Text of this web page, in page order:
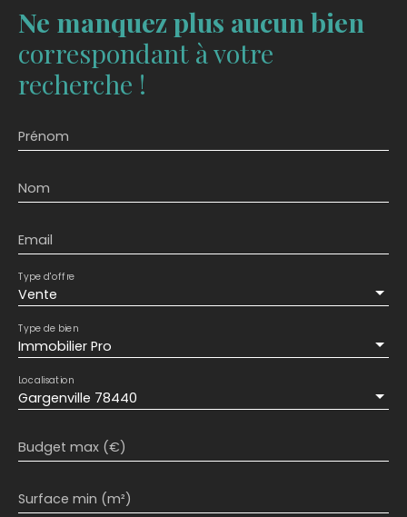
Ne manquez plus aucun bien
correspondant à votre
recherche !
Prénom
Nom
Email
Vente
Type d'offre
Immobilier Pro
Type de bien
Gargenville 78440
Localisation
Budget max (€)
Surface min (m²)